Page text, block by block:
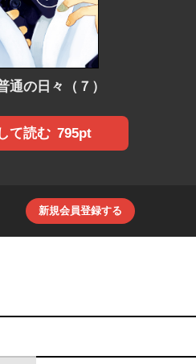
通の日々（７）
て読む 795pt
新規会員登録する